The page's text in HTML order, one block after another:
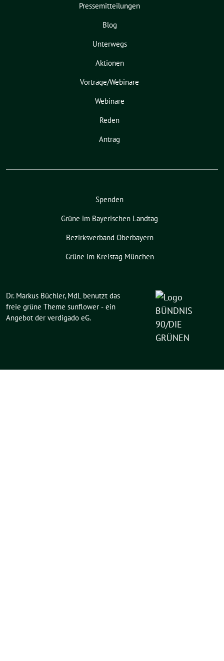
Pressemitteilungen
Blog
Unterwegs
Aktionen
Vorträge/Webinare
Webinare
Reden
Antrag
Spenden
Grüne im Bayerischen Landtag
Bezirksverband Oberbayern
Grüne im Kreistag München
Dr. Markus Büchler, MdL benutzt das
freie grüne Theme sunflower ‐ ein
Angebot der verdigado eG.